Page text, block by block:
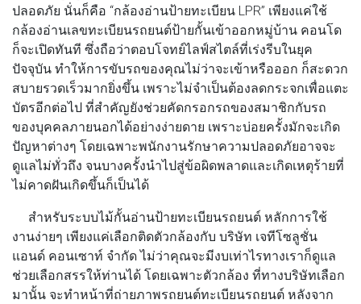
ปลอดภัย นั่นก็คือ “กล้องอ่านป้ายทะเบียน LPR” เพียงแค่ใช้
กล้องอ่านเลขทะเบียนรถยนต์ป้ายกั้นเข้าออกหมู่บ้าน คอนโด
ก็จะเปิดทันที ซึ่งถือว่าตอบโจทย์ไลฟ์สไตล์ที่เร่งรีบในยุค
ปัจจุบัน ทำให้การขับรถของคุณไม่ว่าจะเข้าหรือออก ก็สะดวก
สบายรวดเร็วมากยิ่งขึ้น เพราะไม่จำเป็นต้องลดกระจกเพื่อแตะ
บัตรอีกต่อไป ที่สำคัญยังช่วยคัดกรอกรถของสมาชิกกับรถ
ของบุคคลภายนอกได้อย่างง่ายดาย เพราะบ่อยครั้งมักจะเกิด
ปัญหาต่างๆ โดยเฉพาะพนักงานรักษาความปลอดภัยอาจจะ
ดูแลไม่ทั่วถึง จนบางครั้งนำไปสู่ข้อผิดพลาดและเกิดเหตุร้ายที่
ไม่คาดฝันเกิดขึ้นก็เป็นได้
สำหรับระบบไม้กั้นอ่านป้ายทะเบียนรถยนต์ หลักการใช้
งานง่ายๆ เพียงแค่เลือกติดตัวกล้องกับ บริษัท เจทีโซลูชั่น
แอนด์ คอนเซาท์ จำกัด ไม่ว่าคุณจะมีงบเท่าไรทางเราก็ดูแล
ช่วยเลือกสรรให้ท่านได้ โดยเฉพาะตัวกล้อง ที่ทางบริษัทเลือก
มานั้น จะทำหน้าที่ถ่ายภาพรถยนต์ทะเบียนรถยนต์ หลังจาก